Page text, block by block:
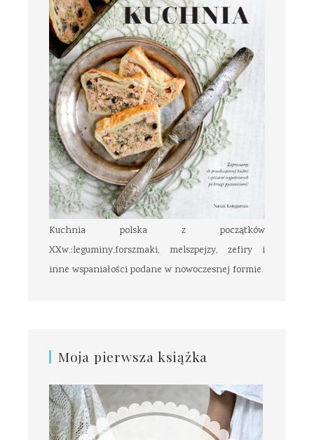
Kuchnia polska z początków
XXw.:leguminy,forszmaki, melszpejzy, zefiry i
inne wspaniałości podane w nowoczesnej formie.
Moja pierwsza książka